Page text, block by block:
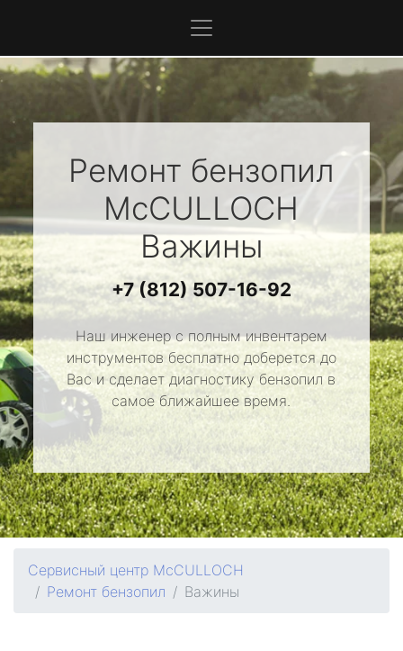
Ремонт бензопил
McCULLOCH
Важины
+7 (812) 507-16-92
Наш инженер с полным инвентарем
инструментов бесплатно доберется до
Вас и сделает диагностику бензопил в
самое ближайшее время.
Сервисный центр McCULLOCH
Ремонт бензопил
Важины